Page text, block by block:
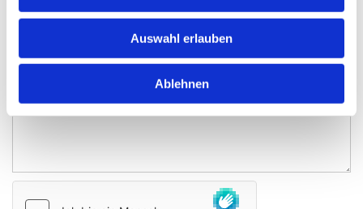
Auswahl erlauben
Ablehnen
E-Mail: